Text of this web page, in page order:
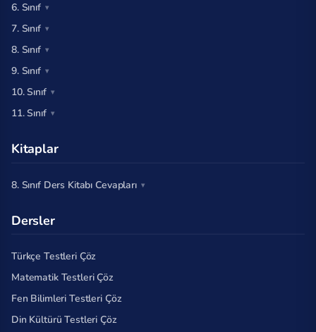
6. Sınıf
7. Sınıf
8. Sınıf
9. Sınıf
10. Sınıf
11. Sınıf
Kitaplar
8. Sınıf Ders Kitabı Cevapları
Dersler
Türkçe Testleri Çöz
Matematik Testleri Çöz
Fen Bilimleri Testleri Çöz
Din Kültürü Testleri Çöz